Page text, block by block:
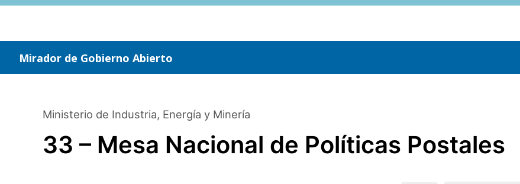
Saltar
Mirador de Gobierno Abierto
Ministerio de Industria, Energía y Minería
33 – Mesa Nacional de Políticas Postales